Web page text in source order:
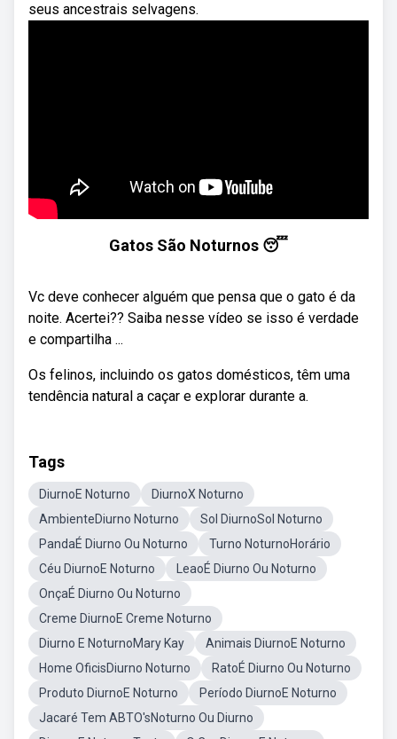
seus ancestrais selvagens.
Gatos São Noturnos 😴
Vc deve conhecer alguém que pensa que o gato é da
noite. Acertei?? Saiba nesse vídeo se isso é verdade
e compartilha ...
Os felinos, incluindo os gatos domésticos, têm uma
tendência natural a caçar e explorar durante a.
Tags
DiurnoE Noturno
DiurnoX Noturno
AmbienteDiurno Noturno
Sol DiurnoSol Noturno
PandaÉ Diurno Ou Noturno
Turno NoturnoHorário
Céu DiurnoE Noturno
LeaoÉ Diurno Ou Noturno
OnçaÉ Diurno Ou Noturno
Creme DiurnoE Creme Noturno
Diurno E NoturnoMary Kay
Animais DiurnoE Noturno
Home OficisDiurno Noturno
RatoÉ Diurno Ou Noturno
Produto DiurnoE Noturno
Período DiurnoE Noturno
Jacaré Tem ABTO'sNoturno Ou Diurno